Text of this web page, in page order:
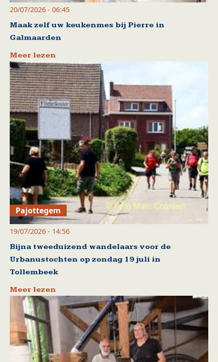
20/07/2026 - 06:45
Maak zelf uw keukenmes bij Pierre in
Galmaarden
Meer lezen
Pajottegem
19/07/2026 - 14:56
Bijna tweeduizend wandelaars voor de
Urbanustochten op zondag 19 juli in
Tollembeek
Meer lezen